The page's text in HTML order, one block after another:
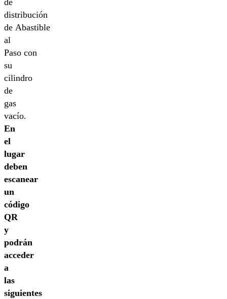
distribución
de Abastible
al
Paso con
su
cilindro
de
gas
vacío.
En
el
lugar
deben
escanear
un
código
QR
y
podrán
acceder
a
las
siguientes